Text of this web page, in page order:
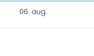
06. aug.